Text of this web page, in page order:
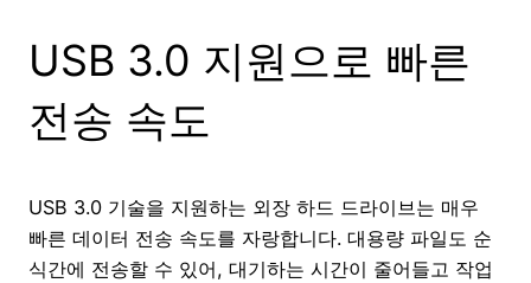
USB 3.0 지원으로 빠른
전송 속도
USB 3.0 기술을 지원하는 외장 하드 드라이브는 매우
빠른 데이터 전송 속도를 자랑합니다. 대용량 파일도 순
식간에 전송할 수 있어, 대기하는 시간이 줄어들고 작업